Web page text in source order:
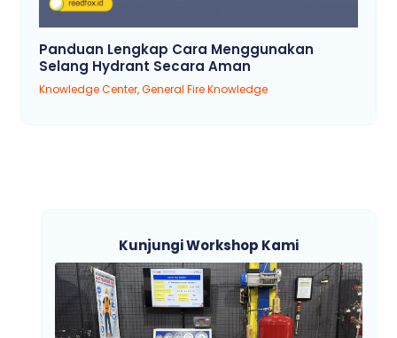
Panduan Lengkap Cara Menggunakan
Selang Hydrant Secara Aman
Knowledge Center,General Fire Knowledge
Kunjungi Workshop Kami